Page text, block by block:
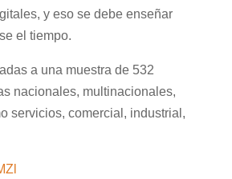
y eso se debe enseñar
el tiempo.
a una muestra de 532
nacionales, multinacionales,
servicios, comercial, industrial,